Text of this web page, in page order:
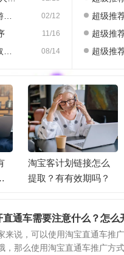
02/12
11/16
08/14
超级推
超级推
超级推
淘宝客计划链接怎么
提取？有有效期吗？
通车需要注意什么？怎么
来说，可以使用淘宝直通车推
，那么使用淘宝直通车推广方